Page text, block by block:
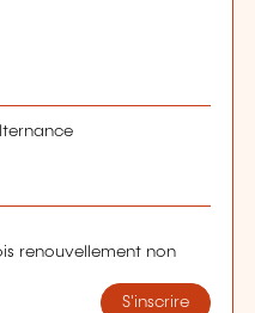
renouvellement non
S'inscrire